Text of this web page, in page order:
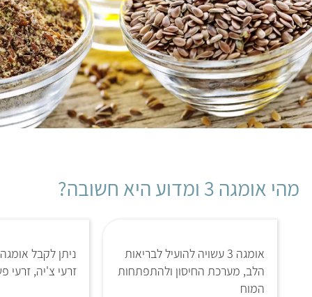
מהי אומגה 3 ומדוע היא חשובה?
אומגה 3 עשויה להועיל לבריאות
הלב, מערכת החיסון ולהתפתחות
המוח
זרעי צ'יה, זרעי